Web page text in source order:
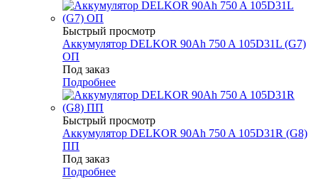
Быстрый просмотр
Аккумулятор DELKOR 90Ah 750 A 105D31L (G7)
ОП
Под заказ
Подробнее
Быстрый просмотр
Аккумулятор DELKOR 90Ah 750 A 105D31R (G8)
ПП
Под заказ
Подробнее